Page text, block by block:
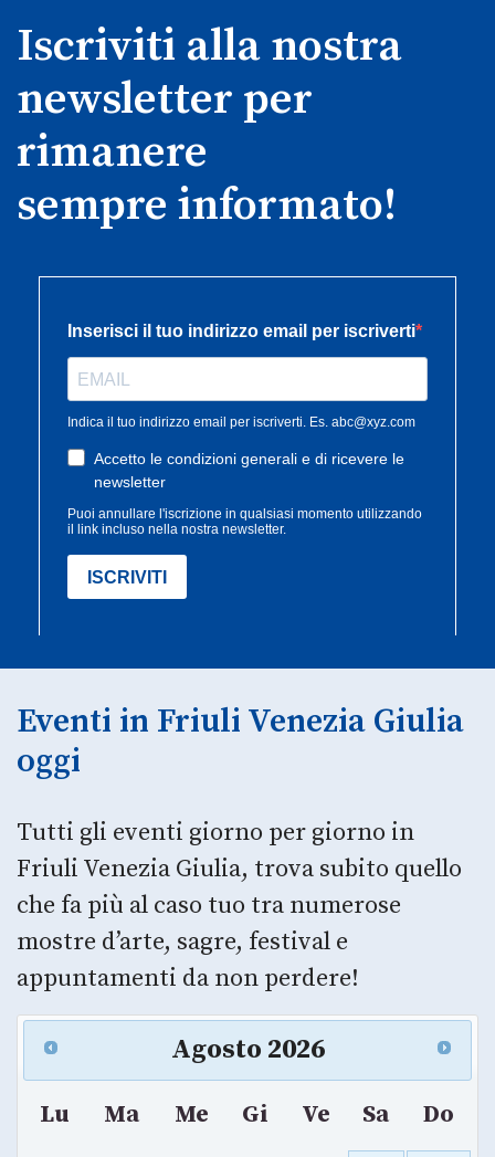
Iscriviti alla nostra
newsletter per
rimanere
sempre informato!
Eventi in Friuli Venezia Giulia
oggi
Tutti gli eventi giorno per giorno in
Friuli Venezia Giulia, trova subito quello
che fa più al caso tuo tra numerose
mostre d’arte, sagre, festival e
appuntamenti da non perdere!
Agosto 2026
Lu Ma Me Gi Ve Sa
Do